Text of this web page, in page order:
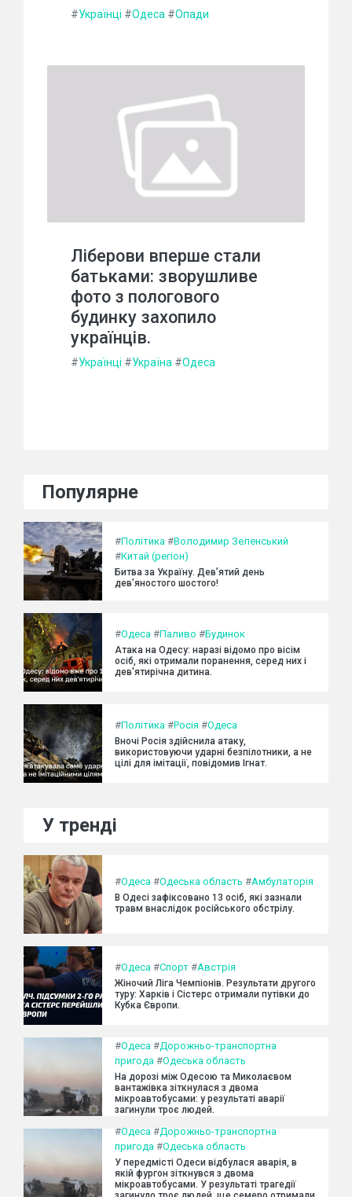
#Українці #Одеса #Опади
Ліберови вперше стали
батьками: зворушливе
фото з пологового
будинку захопило
українців.
#Українці #Україна #Одеса
Популярне
#Політика #Володимир Зеленський
#Китай (регіон)
Битва за Україну. Дев’ятий день
дев’яностого шостого!
#Одеса #Паливо #Будинок
Атака на Одесу: наразі відомо про вісім
осіб, які отримали поранення, серед них і
дев'ятирічна дитина.
#Політика #Росія #Одеса
Вночі Росія здійснила атаку,
використовуючи ударні безпілотники, а не
цілі для імітації, повідомив Ігнат.
У тренді
#Одеса #Одеська область #Амбулаторія
В Одесі зафіксовано 13 осіб, які зазнали
травм внаслідок російського обстрілу.
#Одеса #Спорт #Австрія
Жіночий Ліга Чемпіонів. Результати другого
туру: Харків і Сістерс отримали путівки до
Кубка Європи.
#Одеса #Дорожньо-транспортна
пригода #Одеська область
На дорозі між Одесою та Миколаєвом
вантажівка зіткнулася з двома
мікроавтобусами: у результаті аварії
загинули троє людей.
#Одеса #Дорожньо-транспортна
пригода #Одеська область
У передмісті Одеси відбулася аварія, в
якій фургон зіткнувся з двома
мікроавтобусами. У результаті трагедії